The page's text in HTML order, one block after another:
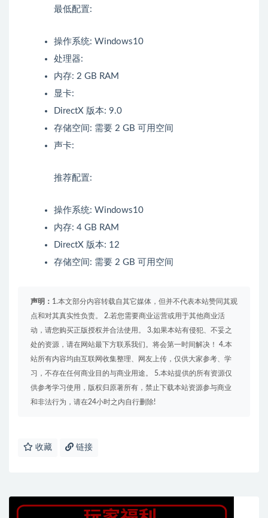
最低配置:
操作系统: Windows10
处理器:
内存: 2 GB RAM
显卡:
DirectX 版本: 9.0
存储空间: 需要 2 GB 可用空间
声卡:
推荐配置:
操作系统: Windows10
内存: 4 GB RAM
DirectX 版本: 12
存储空间: 需要 2 GB 可用空间
声明： 1.本文部分内容转载自其它媒体，但并不代表本站赞同其观
点和对其真实性负责。 2.若您需要商业运营或用于其他商业活
动，请您购买正版授权并合法使用。 3.如果本站有侵犯、不妥之
处的资源，请在网站最下方联系我们。将会第一时间解决！ 4.本
站所有内容均由互联网收集整理、网友上传，仅供大家参考、学
习，不存在任何商业目的与商业用途。 5.本站提供的所有资源仅
供参考学习使用，版权归原著所有，禁止下载本站资源参与商业
和非法行为，请在24小时之内自行删除!
收藏 链接